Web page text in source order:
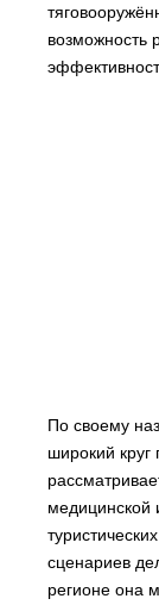
возможность
По своему
широкий круг
медицинской
сценариев
регионе она